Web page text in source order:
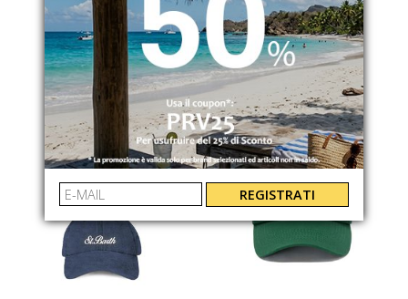
OS2068C01
€ 45.00
BASB000701257L
€ 79.00
REGISTRATI